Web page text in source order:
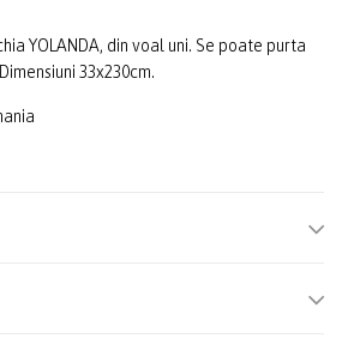
YOLANDA, din voal uni. Se poate purta
33x230cm.